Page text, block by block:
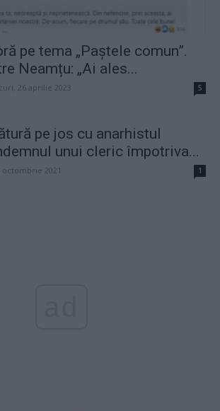
pe tema „Paștele comun”.
Neamțu: „Ai ales...
26 aprilie 2023 5
pe jos cu anarhistul
unui cleric împotriva...
2021 1